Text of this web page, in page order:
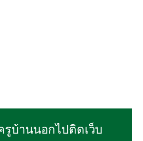
รูบ้านนอกไปติดเว็บ